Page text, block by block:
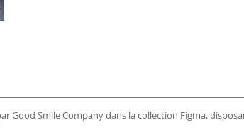
Good Smile Company dans la collection Figma,